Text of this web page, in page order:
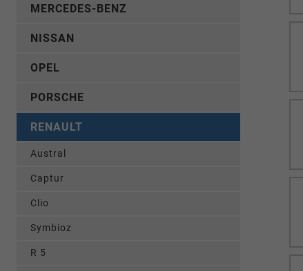
MERCEDES-BENZ
NISSAN
OPEL
PORSCHE
RENAULT
Austral
Captur
Clio
Symbioz
R 5